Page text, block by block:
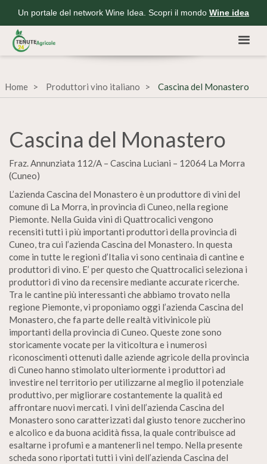
Un portale del network Wine Idea. Scopri il mondo Wine idea
Home Produttori vino italiano Cascina del Monastero
Cascina del Monastero
Fraz. Annunziata 112/A – Cascina Luciani – 12064 La Morra
(Cuneo)
L’azienda Cascina del Monastero è un produttore di vini del
comune di La Morra, in provincia di Cuneo, nella regione
Piemonte. Nella Guida vini di Quattrocalici vengono
recensiti tutti i più importanti produttori della provincia di
Cuneo, tra cui l’azienda Cascina del Monastero. In questa
come in tutte le regioni d’Italia vi sono centinaia di cantine e
produttori di vino. E’ per questo che Quattrocalici seleziona i
produttori di vino da recensire mediante accurate ricerche.
Tra le cantine più interessanti che abbiamo trovato nella
regione Piemonte, vi proponiamo oggi l’azienda Cascina del
Monastero, che fa parte delle realtà vitivinicole più
importanti della provincia di Cuneo. Queste zone sono
storicamente vocate per la viticoltura e i numerosi
riconoscimenti ottenuti dalle aziende agricole della provincia
di Cuneo hanno stimolato ulteriormente i produttori ad
investire nel territorio per utilizzarne al meglio il potenziale
produttivo, per migliorare costantemente la qualità ed
affrontare nuovi mercati. I vini dell’azienda Cascina del
Monastero sono caratterizzati dal giusto tenore zuccherino
e alcolico e da buona acidità fissa, la quale contribuisce ad
esaltarne i profumi e a mantenerli nel tempo. Nella presente
scheda sono riportati tutti i vini dell’azienda Cascina del